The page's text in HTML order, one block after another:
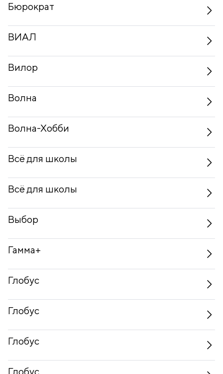
Бюрократ
ВИАЛ
Вилор
Волна
Волна-Хобби
Всё для школы
Всё для школы
Выбор
Гамма+
Глобус
Глобус
Глобус
Глобус